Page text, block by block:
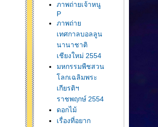
ภาพถ่ายเจ้าหนู
P
ภาพถ่า
เทศกาลบอลลูน
นานาชาติ
เชียงใหม่ 2554
มหกรรมพืชสวน
ลกเฉลิมพระ
เกียรติฯ
ราชพฤกษ์ 2554
ดอกไม้
เรื่องที่อยาก